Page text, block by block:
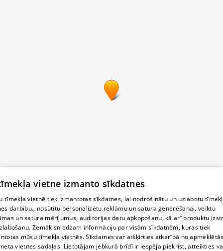
vietne izmanto sīkdatnes
tīmekļa vietnē tiek izmantotas sīkdatnes, lai nodrošinātu un uzlabotu
darbību., nosūtītu personalizētu reklāmu un satura ģenerēšanai, veiktu
un satura mērījumus, auditorijas datu apkopošanu, kā arī produktu
Zemāk sniedzam informāciju par visām sīkdatnēm, kuras tiek
mūsu tīmekļa vietnēs. Sīkdatnes var atšķirties atkarībā no
vietnes sadaļas. Lietotājam jebkurā brīdī ir iespēja piekrist, atteikties